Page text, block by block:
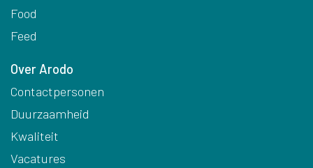
Food
Feed
Over Arodo
Contactpersonen
Duurzaamheid
Kwaliteit
Vacatures